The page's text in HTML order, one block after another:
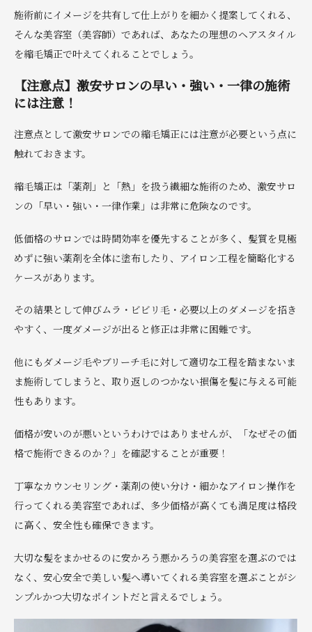
施術前にイメージを共有して仕上がりを細かく提案してくれる、
そんな美容室（美容師）であれば、あなたの理想のヘアスタイル
を縮毛矯正で叶えてくれることでしょう。
【注意点】激安サロンの早い・強い・一律の施術
には注意！
注意点として激安サロンでの縮毛矯正には注意が必要という点に
触れておきます。
縮毛矯正は「薬剤」と「熱」を扱う繊細な施術のため、激安サロ
ンの「早い・強い・一律作業」は非常に危険なのです。
低価格のサロンでは時間効率を優先することが多く、髪質を見極
めずに強い薬剤を全体に塗布したり、アイロン工程を簡略化する
ケースがあります。
その結果として伸びムラ・ビビリ毛・必要以上のダメージを招き
やすく、一度ダメージが出ると修正は非常に困難です。
他にもダメージ毛やブリーチ毛に対して適切な工程を踏まないま
ま施術してしまうと、取り返しのつかない損傷を髪に与える可能
性もあります。
価格が安いのが悪いというわけではありませんが、「なぜその価
格で施術できるのか？」を確認することが重要！
丁寧なカウンセリング・薬剤の使い分け・細かなアイロン操作を
行ってくれる美容室であれば、多少価格が高くても満足度は格段
に高く、安全性も確保できます。
大切な髪をまかせるのに安かろう悪かろうの美容室を選ぶのでは
なく、安心安全で美しい髪へ導いてくれる美容室を選ぶことがシ
ンプルかつ大切なポイントだと言えるでしょう。